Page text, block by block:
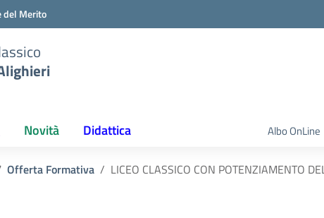
del Merito
Novità Didattica Albo OnLine
Offerta Formativa LICEO CLASSICO CON POTENZIAMENTO